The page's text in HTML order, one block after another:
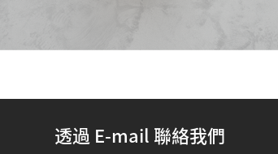
透過 E-mail 聯絡我們